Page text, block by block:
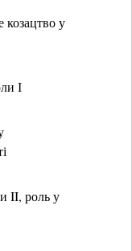
козацтво у
І
II, роль у